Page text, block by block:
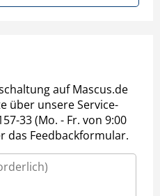
auf Mascus.de
über unsere Service-
33 (Mo. - Fr. von 9:00
das Feedbackformular.